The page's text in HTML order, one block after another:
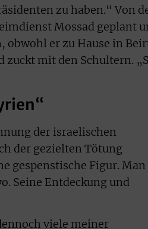
zu haben.“ Von
Mossad geplant
obwohl er zu Hause in
zuckt mit den Schultern.
der israelischen
der gezielten Tötung
gespenstische Figur. Man
Seine Entdeckung und
viele meiner